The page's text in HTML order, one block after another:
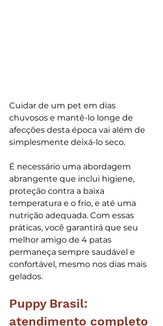
Cuidar de um pet em dias
chuvosos e mantê-lo longe de
afecções desta época vai além de
simplesmente deixá-lo seco.
É necessário uma abordagem
abrangente que inclui higiene,
proteção contra a baixa
temperatura e o frio, e até uma
nutrição adequada. Com essas
práticas, você garantirá que seu
melhor amigo de 4 patas
permaneça sempre saudável e
confortável, mesmo nos dias mais
gelados.
Puppy Brasil:
atendimento completo